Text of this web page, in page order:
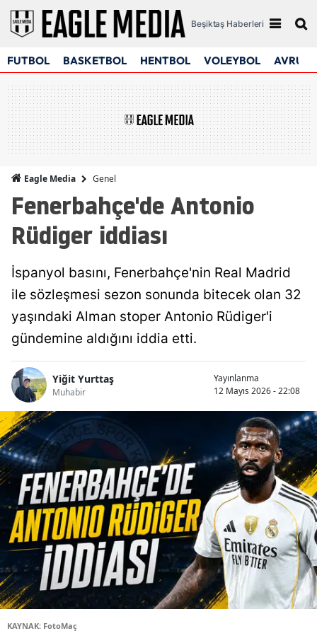
Beşiktaş Haberleri
FUTBOL BASKETBOL HENTBOL VOLEYBOL
Eagle Media Genel
Fenerbahçe'de Antonio
Rüdiger iddiası
İspanyol basını, Fenerbahçe'nin Real Madrid
ile sözleşmesi sezon sonunda bitecek olan 32
yaşındaki Alman stoper Antonio Rüdiger'i
gündemine aldığını iddia etti.
Yiğit Yurttaş
Muhabir
Yayınlanma
12 Mayıs 2026 - 22:08
KAYNAK: FotoMaç